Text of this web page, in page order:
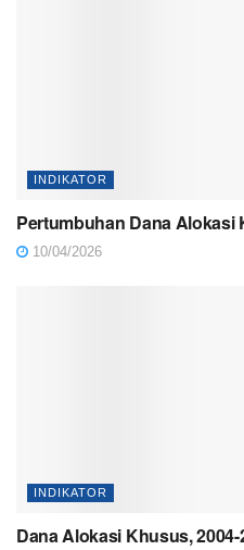
INDIKATOR
Pertumbuhan Dana Alokasi
10/04/2026
INDIKATOR
Dana Alokasi Khusus, 2004-